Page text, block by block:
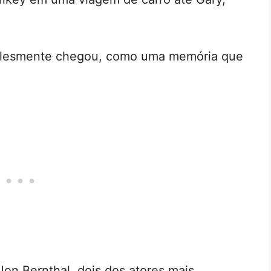
chegou, como uma memória que